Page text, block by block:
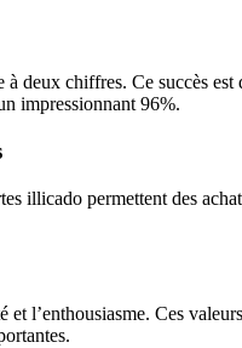
chiffres. Ce succès
impressionnant 96%.
illicado permettent des
l’enthousiasme. Ces